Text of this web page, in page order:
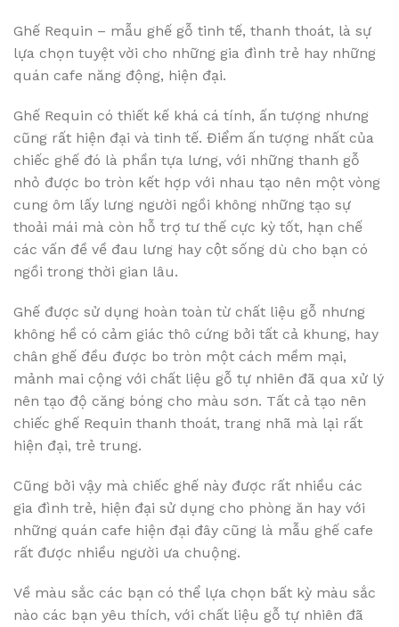
Ghế Requin – mẫu ghế gỗ tinh tế, thanh thoát, là sự
lựa chọn tuyệt vời cho những gia đình trẻ hay những
quán cafe năng động, hiện đại.
Ghế Requin có thiết kế khá cá tính, ấn tượng nhưng
cũng rất hiện đại và tinh tế. Điểm ấn tượng nhất của
chiếc ghế đó là phần tựa lưng, với những thanh gỗ
nhỏ được bo tròn kết hợp với nhau tạo nên một vòng
cung ôm lấy lưng người ngồi không những tạo sự
thoải mái mà còn hỗ trợ tư thế cực kỳ tốt, hạn chế
các vấn đề về đau lưng hay cột sống dù cho bạn có
ngồi trong thời gian lâu.
Ghế được sử dụng hoàn toàn từ chất liệu gỗ nhưng
không hề có cảm giác thô cứng bởi tất cả khung, hay
chân ghế đều được bo tròn một cách mềm mại,
mảnh mai cộng với chất liệu gỗ tự nhiên đã qua xử lý
nên tạo độ căng bóng cho màu sơn. Tất cả tạo nên
chiếc ghế Requin thanh thoát, trang nhã mà lại rất
hiện đại, trẻ trung.
Cũng bởi vậy mà chiếc ghế này được rất nhiều các
gia đình trẻ, hiện đại sử dụng cho phòng ăn hay với
những quán cafe hiện đại đây cũng là mẫu ghế cafe
rất được nhiều người ưa chuộng.
Về màu sắc các bạn có thể lựa chọn bất kỳ màu sắc
nào các bạn yêu thích, với chất liệu gỗ tự nhiên đã